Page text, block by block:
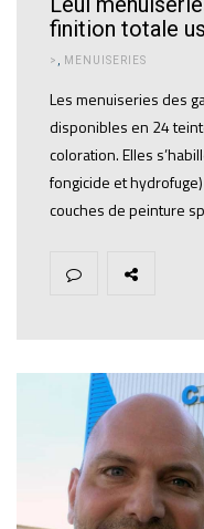
finition totale
> MENUISERIES
Les menuiseries des
disponibles en 24
coloration. Elles
fongicide et
couches de peinture